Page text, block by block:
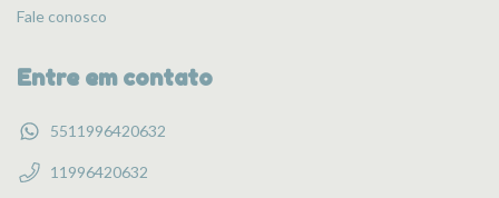
Fale conosco
Entre em contato
5511996420632
11996420632